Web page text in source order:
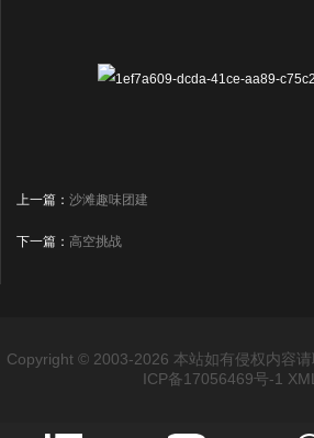
上一篇： 沙滩趣味团建
下一篇： 高空挑战
Copyright © 2003-2026 本站如有侵权内容
ICP备17056469号-1